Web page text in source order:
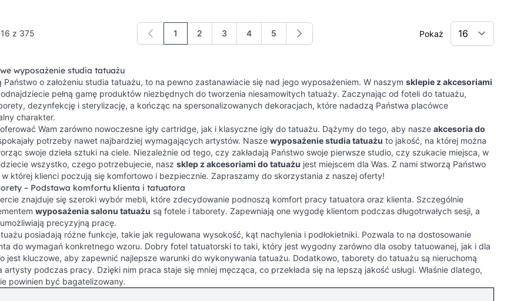
16 z 375 Aktualnie czytasz stronę
1 Strona
2 Strona
3 Strona
4 Strona
5 Pokaż
wyposażenie studia tatuażu
Państwo o założeniu studia tatuażu, to na pewno zastanawiacie się nad jego wyposażeniem. W naszym sklepie z akcesoriami
odnajdziecie pełną gamę produktów niezbędnych do tworzenia niesamowitych tatuaży. Zaczynając od foteli do tatuażu,
dezynfekcję i sterylizację, a kończąc na spersonalizowanych dekoracjach, które nadadzą Państwa placówce
charakter.
Wam zarówno nowoczesne igły cartridge, jak i klasyczne igły do tatuażu. Dążymy do tego, aby nasze akcesoria do
potrzeby nawet najbardziej wymagających artystów. Nasze wyposażenie studia tatuażu to jakość, na której można
swoje dzieła sztuki na ciele. Niezależnie od tego, czy zakładają Państwo swoje pierwsze studio, czy szukacie miejsca, w
wszystko, czego potrzebujecie, nasz sklep z akcesoriami do tatuażu jest miejscem dla Was. Z nami stworzą Państwo
której klienci poczują się komfortowo i bezpiecznie. Zapraszamy do skorzystania z naszej oferty!
– Podstawa komfortu klienta i tatuatora
znajduje się szeroki wybór mebli, które zdecydowanie podnoszą komfort pracy tatuatora oraz klienta. Szczególnie
wyposażenia salonu tatuażu są fotele i taborety. Zapewniają one wygodę klientom podczas długotrwałych sesji, a
precyzyjną pracę.
posiadają różne funkcje, takie jak regulowana wysokość, kąt nachylenia i podłokietniki. Pozwala to na dostosowanie
do wymagań konkretnego wzoru. Dobry fotel tatuatorski to taki, który jest wygodny zarówno dla osoby tatuowanej, jak i dla
jest kluczowe, aby zapewnić najlepsze warunki do wykonywania tatuażu. Dodatkowo, taborety do tatuażu są nieruchomą
artysty podczas pracy. Dzięki nim praca staje się mniej męcząca, co przekłada się na lepszą jakość usługi. Właśnie dlatego,
powinien być bagatelizowany.